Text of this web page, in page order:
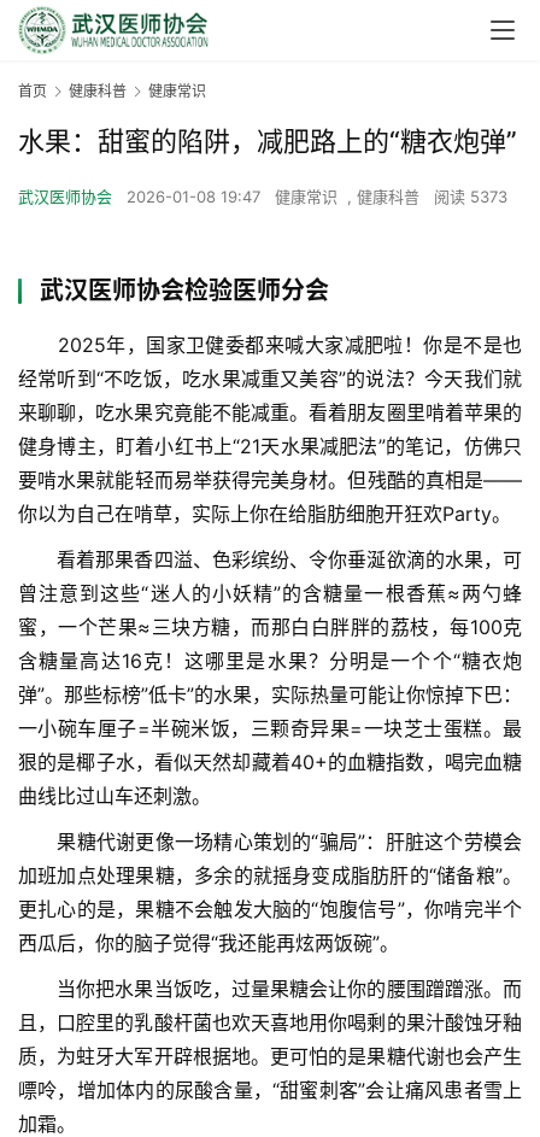
首
页
协
首页 健康科普 健康常识
水果：甜蜜的陷阱，减肥路上的“糖衣炮弹”
武汉医师协会 2026-01-08 19:47 健康常识 , 健康科普 阅读 5373
武汉医师协会检验医师分会
2025年，国家卫健委都来喊大家减肥啦！你是不是也
经常听到“不吃饭，吃水果减重又美容”的说法？今天我们就
来聊聊，吃水果究竟能不能减重。看着朋友圈里啃着苹果的
健身博主，盯着小红书上“21天水果减肥法”的笔记，仿佛只
要啃水果就能轻而易举获得完美身材。但残酷的真相是——
你以为自己在啃草，实际上你在给脂肪细胞开狂欢Party。
看着那果香四溢、色彩缤纷、令你垂涎欲滴的水果，可
曾注意到这些“迷人的小妖精”的含糖量一根香蕉≈两勺蜂
蜜，一个芒果≈三块方糖，而那白白胖胖的荔枝，每100克
含糖量高达16克！这哪里是水果？分明是一个个“糖衣炮
弹”。那些标榜”低卡”的水果，实际热量可能让你惊掉下巴：
一小碗车厘子=半碗米饭，三颗奇异果=一块芝士蛋糕。最
狠的是椰子水，看似天然却藏着40+的血糖指数，喝完血糖
曲线比过山车还刺激。
果糖代谢更像一场精心策划的“骗局”：肝脏这个劳模会
加班加点处理果糖，多余的就摇身变成脂肪肝的“储备粮”。
更扎心的是，果糖不会触发大脑的“饱腹信号”，你啃完半个
西瓜后，你的脑子觉得“我还能再炫两饭碗”。
当你把水果当饭吃，过量果糖会让你的腰围蹭蹭涨。而
且，口腔里的乳酸杆菌也欢天喜地用你喝剩的果汁酸蚀牙釉
质，为蛀牙大军开辟根据地。更可怕的是果糖代谢也会产生
嘌呤，增加体内的尿酸含量，“甜蜜刺客”会让痛风患者雪上
加霜。